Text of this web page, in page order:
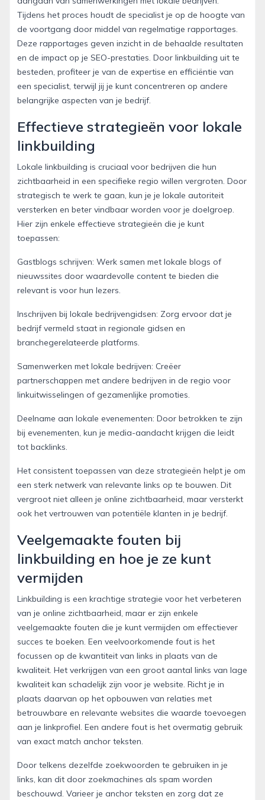
Tijdens het proces houdt de specialist je op de hoogte van
de voortgang door middel van regelmatige rapportages.
Deze rapportages geven inzicht in de behaalde resultaten
en de impact op je SEO-prestaties. Door linkbuilding uit te
besteden, profiteer je van de expertise en efficiëntie van
een specialist, terwijl jij je kunt concentreren op andere
belangrijke aspecten van je bedrijf.
Effectieve strategieën voor lokale
linkbuilding
Lokale linkbuilding is cruciaal voor bedrijven die hun
zichtbaarheid in een specifieke regio willen vergroten. Door
strategisch te werk te gaan, kun je je lokale autoriteit
versterken en beter vindbaar worden voor je doelgroep.
Hier zijn enkele effectieve strategieën die je kunt
toepassen:
Gastblogs schrijven: Werk samen met lokale blogs of
nieuwssites door waardevolle content te bieden die
relevant is voor hun lezers.
Inschrijven bij lokale bedrijvengidsen: Zorg ervoor dat je
bedrijf vermeld staat in regionale gidsen en
branchegerelateerde platforms.
Samenwerken met lokale bedrijven: Creëer
partnerschappen met andere bedrijven in de regio voor
linkuitwisselingen of gezamenlijke promoties.
Deelname aan lokale evenementen: Door betrokken te zijn
bij evenementen, kun je media-aandacht krijgen die leidt
tot backlinks.
Het consistent toepassen van deze strategieën helpt je om
een sterk netwerk van relevante links op te bouwen. Dit
vergroot niet alleen je online zichtbaarheid, maar versterkt
ook het vertrouwen van potentiële klanten in je bedrijf.
Veelgemaakte fouten bij
linkbuilding en hoe je ze kunt
vermijden
Linkbuilding is een krachtige strategie voor het verbeteren
van je online zichtbaarheid, maar er zijn enkele
veelgemaakte fouten die je kunt vermijden om effectiever
succes te boeken. Een veelvoorkomende fout is het
focussen op de kwantiteit van links in plaats van de
kwaliteit. Het verkrijgen van een groot aantal links van lage
kwaliteit kan schadelijk zijn voor je website. Richt je in
plaats daarvan op het opbouwen van relaties met
betrouwbare en relevante websites die waarde toevoegen
aan je linkprofiel. Een andere fout is het overmatig gebruik
van exact match anchor teksten.
Door telkens dezelfde zoekwoorden te gebruiken in je
links, kan dit door zoekmachines als spam worden
beschouwd. Varieer je anchor teksten en zorg dat ze